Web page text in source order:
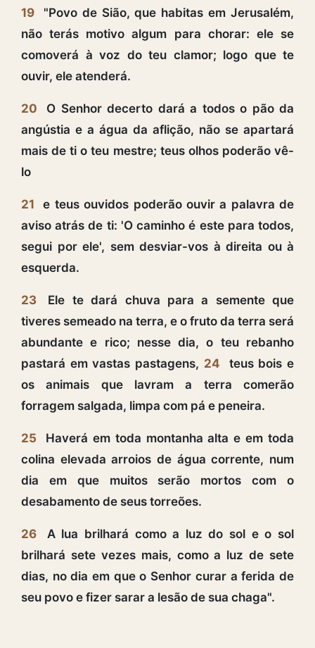
19
"Povo de Sião, que habitas em Jerusalém,
não terás motivo algum para chorar: ele se
comoverá à voz do teu clamor; logo que te
ouvir, ele atenderá.
20
O Senhor decerto dará a todos o pão da
angústia e a água da aflição, não se apartará
mais de ti o teu mestre; teus olhos poderão vê-
lo
21
e teus ouvidos poderão ouvir a palavra de
aviso atrás de ti: 'O caminho é este para todos,
segui por ele', sem desviar-vos à direita ou à
esquerda.
23
Ele te dará chuva para a semente que
tiveres semeado na terra, e o fruto da terra será
abundante e rico; nesse dia, o teu rebanho
pastará em vastas pastagens, 24
teus bois e
os animais que lavram a terra comerão
forragem salgada, limpa com pá e peneira.
25
Haverá em toda montanha alta e em toda
colina elevada arroios de água corrente, num
dia em que muitos serão mortos com o
desabamento de seus torreões.
26
A lua brilhará como a luz do sol e o sol
brilhará sete vezes mais, como a luz de sete
dias, no dia em que o Senhor curar a ferida de
seu povo e fizer sarar a lesão de sua chaga".